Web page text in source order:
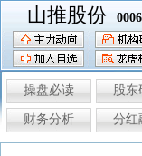
弘业股份
富
山推股份
操盘必读 股东
财务分析 分红